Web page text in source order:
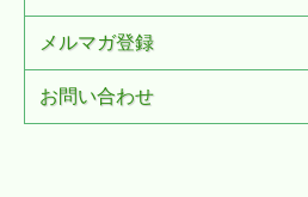
メルマガ登録
お問い合わせ